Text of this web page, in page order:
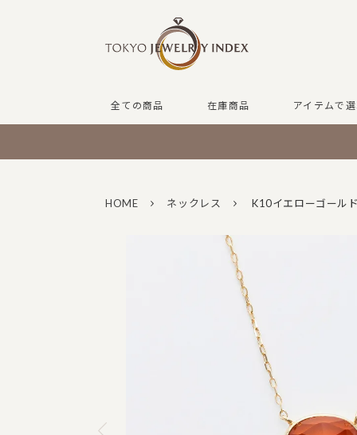
全ての商品 在庫商品 アイテムで
HOME ネックレス K10イエローゴール